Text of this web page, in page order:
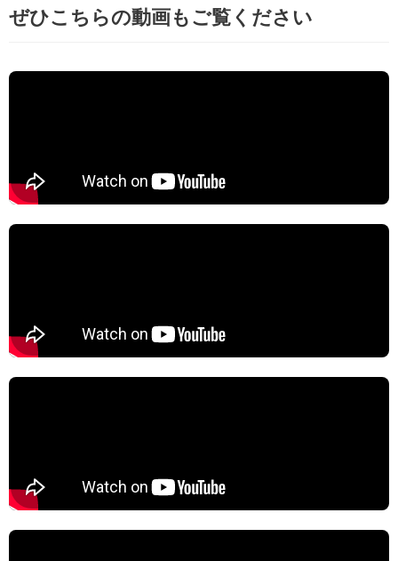
ぜひこちらの動画もご覧ください